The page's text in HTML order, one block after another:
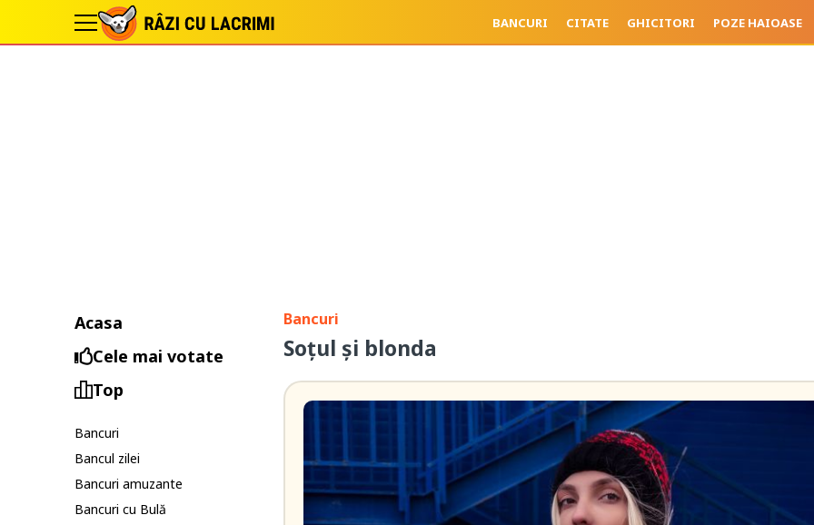
BANCURI CITATE GHICITORI POZE HAIOASE
Acasa
Cele mai votate
Top
Bancuri
Bancul zilei
Bancuri amuzante
Bancuri cu Bulă
Bancuri
Soțul și blonda